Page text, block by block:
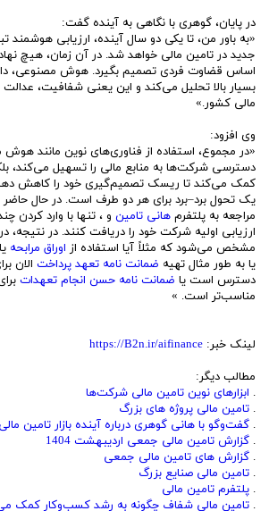
در پایان، گوهری با نگاهی به آینده گفت:
«به باور من، تا یکی دو سال آینده، ارزیابی هوشمند
جدید در تامین مالی خواهد شد. در آن زمان، هیچ
اساس قضاوت فردی تصمیم بگیرد. هوش مصنوعی،
بسیار بالا تحلیل می‌کند و این یعنی شفافیت،
مالی کشور.»
وی افزود:
«در مجموع، استفاده از فناوری‌های نوین مانند هوش
دسترسی شرکت‌ها به منابع مالی را تسهیل می‌کند،
کمک می‌کند تا ریسک تصمیم‌گیری خود را کاهش
یک تحول برد–برد برای هر دو طرف است. در حال حاضر
مراجعه به پلتفرم هانی تامین و ، تنها با وارد کردن
ارزیابی اولیه شرکت خود را دریافت کنند. در نتیجه،
مشخص می‌شود که مثلاً آیا استفاده از اوراق مرابحه یا
یا به طور مثال تهیه ضمانت نامه تعهد پرداخت الان
دسترس است یا ضمانت نامه حسن انجام تعهدات
مناسب‌تر است. »
لینک خبر: https://B2n.ir/aifinance
مطالب دیگر:
. ابزارهای نوین تامین مالی شرکت‌ها
. تامین مالی پروژه های بزرگ
. گفت‌وگو با هانی گوهری درباره آینده بازار تامین
. گزارش تامین مالی جمعی اردیبهشت 1404
. گزارش های تامین مالی جمعی
. تامین مالی صنایع بزرگ
. پلتفرم تامین مالی
. تامین مالی شفاف چگونه به رشد کسب‌وکار کمک